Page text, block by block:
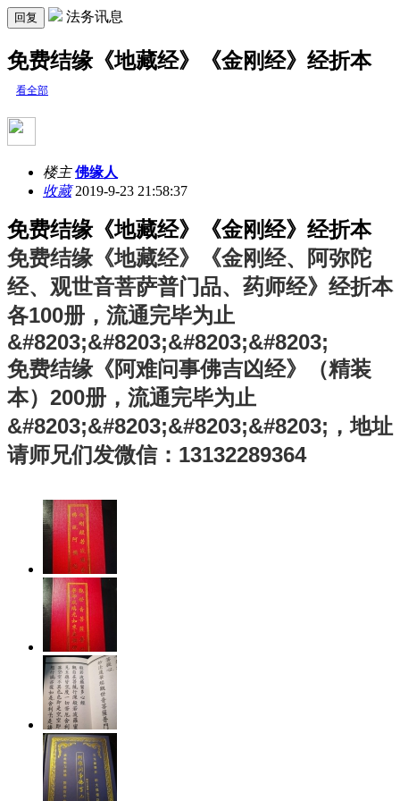
回复 法务讯息
免费结缘《地藏经》《金刚经》经折本
看全部
楼主 佛缘人
收藏2019-9-23 21:58:37
免费结缘《地藏经》《金刚经》经折本
免费结缘《地藏经》《金刚经、阿弥陀
经、观世音菩萨普门品、药师经》经折本
各100册，流通完毕为止
&#8203;&#8203;&#8203;&#8203;
免费结缘《阿难问事佛吉凶经》（精装
本）200册，流通完毕为止
&#8203;&#8203;&#8203;&#8203;，地址
请师兄们发微信：13132289364